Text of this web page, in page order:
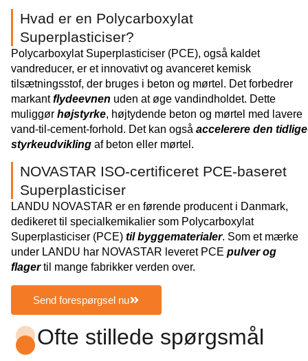
Hvad er en Polycarboxylat
Superplasticiser?
Polycarboxylat Superplasticiser (PCE), også kaldet
vandreducer, er et innovativt og avanceret kemisk
tilsætningsstof, der bruges i beton og mørtel. Det forbedrer
markantflydeevnen uden at øge vandindholdet. Dette
muliggør højstyrke, højtydende beton og mørtel med lavere
vand-til-cement-forhold. Det kan også accelerere den tidlige
styrkeudvikling af beton eller mørtel.
NOVASTAR ISO-certificeret PCE-baseret
Superplasticiser
LANDU NOVASTAR er en førende producent i Danmark,
dedikeret til specialkemikalier som Polycarboxylat
Superplasticiser (PCE) til byggematerialer. Som et mærke
under LANDU har NOVASTAR leveret PCE pulver og
flagertil mange fabrikker verden over.
Send forespørgsel nu
Ofte stillede spørgsmål